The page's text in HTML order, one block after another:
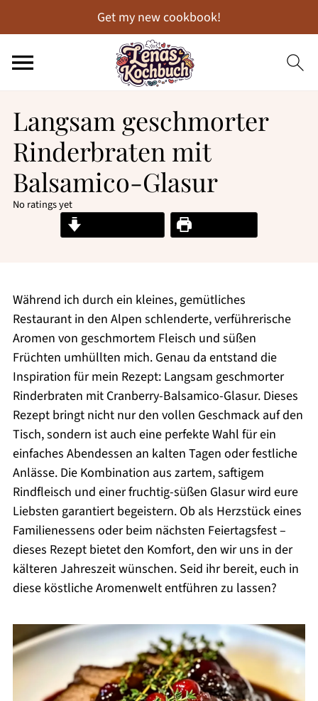
Get my new cookbook!
Langsam geschmorter
Rinderbraten mit
Balsamico-Glasur
No ratings yet
Print Recipe
Während ich durch ein kleines, gemütliches
Restaurant in den Alpen schlenderte, verführerische
Aromen von geschmortem Fleisch und süßen
Früchten umhüllten mich. Genau da entstand die
Inspiration für mein Rezept: Langsam geschmorter
Rinderbraten mit Cranberry-Balsamico-Glasur. Dieses
Rezept bringt nicht nur den vollen Geschmack auf den
Tisch, sondern ist auch eine perfekte Wahl für ein
einfaches Abendessen an kalten Tagen oder festliche
Anlässe. Die Kombination aus zartem, saftigem
Rindfleisch und einer fruchtig-süßen Glasur wird eure
Liebsten garantiert begeistern. Ob als Herzstück eines
Familienessens oder beim nächsten Feiertagsfest –
dieses Rezept bietet den Komfort, den wir uns in der
kälteren Jahreszeit wünschen. Seid ihr bereit, euch in
diese köstliche Aromenwelt entführen zu lassen?